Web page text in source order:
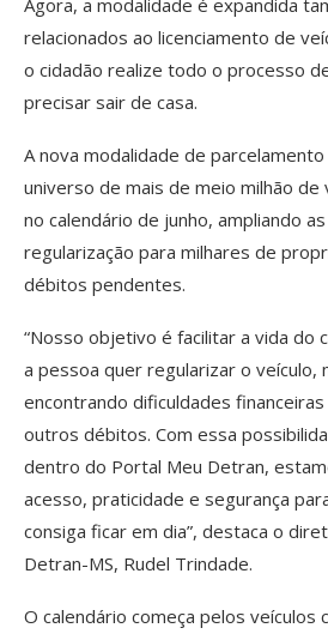
relacionados ao licenciamento de
o cidadão realize todo o processo
precisar sair de casa.
A nova modalidade de
universo de mais de meio milhão de
no calendário de junho, ampliando
regularização para milhares de
débitos pendentes.
“Nosso objetivo é facilitar a vida do
a pessoa quer regularizar o veículo,
encontrando dificuldades
outros débitos. Com essa
dentro do Portal Meu Detran,
acesso, praticidade e segurança
consiga ficar em dia”, destaca o
Detran-MS, Rudel Trindade.
O calendário começa pelos veículos